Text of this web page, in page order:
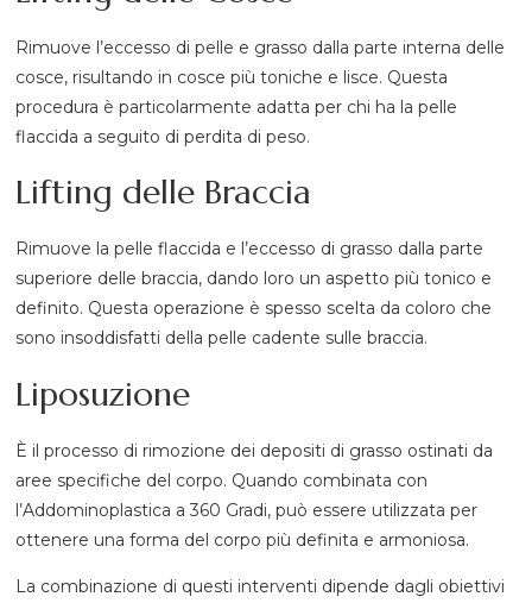
Rimuove l’eccesso di pelle e grasso dalla parte interna delle
cosce, risultando in cosce più toniche e lisce. Questa
procedura è particolarmente adatta per chi ha la pelle
flaccida a seguito di perdita di peso.
Lifting delle Braccia
Rimuove la pelle flaccida e l’eccesso di grasso dalla parte
superiore delle braccia, dando loro un aspetto più tonico e
definito. Questa operazione è spesso scelta da coloro che
sono insoddisfatti della pelle cadente sulle braccia.
Liposuzione
È il processo di rimozione dei depositi di grasso ostinati da
aree specifiche del corpo. Quando combinata con
l’Addominoplastica a 360 Gradi, può essere utilizzata per
ottenere una forma del corpo più definita e armoniosa.
La combinazione di questi interventi dipende dagli obiettivi